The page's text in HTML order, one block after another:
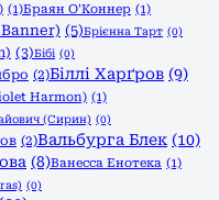
(1)Браян О'Коннер (1)
(5)Брієнна Тарт (0)
(3)Бібі (0)
(2)Біллі Харґров (9)
Harmon) (1)
(Сирин) (0)
(2)Вальбурга Блек (10)
(8)Ванесса Енотека (1)
(0)